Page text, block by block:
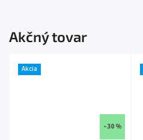
Akčný tovar
Akcia
–30 %